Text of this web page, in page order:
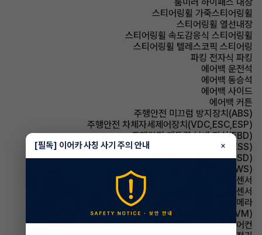
스티어링휠 가죽스티어링휠
스티어링휠 열선내장
스티어링휠 속도감응식 스티어링휠
스티어링휠 텔레스코픽 스티어링
파킹 전자식 파킹
에어백 운전석
에어백 동승석
에어백 사이드
에어백 커튼
주행안전 미끄럼 방지장치(ABS)
주행안전 차체자세제어장치(VDC,ESC,ESP)
주행안전 제동력 분배 장치(EBD)
주행안전 급제동경보시스템(ESS)
주행안전 후측방경보시스템(BSD)
주행안전 차선이탈경보(LDWS)
주차보조 전방감지센서
주차보조 후방감지센서
주차보조 후방카메라
주차보조 어라운드뷰(AVM)
에어컨 풀오토에어컨
[필독] 이어카 사칭 사기 주의 안내 ×